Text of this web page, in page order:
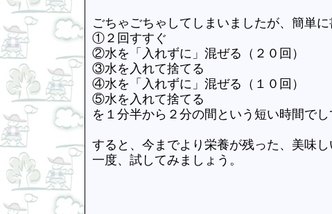
ごちゃごちゃしてしまいましたが、簡単に
①２回すすぐ
②水を「入れずに」混ぜる（２０回）
③水を入れて捨てる
④水を「入れずに」混ぜる（１０回）
⑤水を入れて捨てる
を１分半から２分の間という短い時間で
すると、今までより栄養が残った、美味
一度、試してみましょう。